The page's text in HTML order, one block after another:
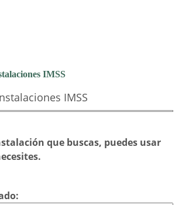
IMSS
IMSS
que buscas, puedes usar